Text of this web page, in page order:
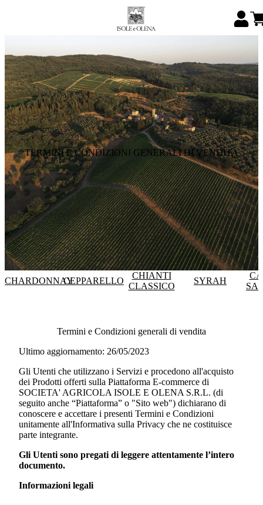
TERMINI E CONDIZIONI GENERALI DI VENDITA
CHARDONNAYCEPPARELLO
CHIANTI
CLASSICO
SYRAH
Termini e Condizioni generali di vendita
Ultimo aggiornamento: 26/05/2023
Gli Utenti che utilizzano i Servizi e procedono all'acquisto
dei Prodotti offerti sulla Piattaforma E-commerce di
SOCIETA' AGRICOLA ISOLE E OLENA S.R.L. (di
seguito anche “Piattaforma” o "Sito web") dichiarano di
conoscere e accettare i presenti Termini e Condizioni
unitamente all'Informativa sulla Privacy che ne costituisce
parte integrante.
Gli Utenti sono pregati di leggere attentamente l’intero
documento.
Informazioni legali